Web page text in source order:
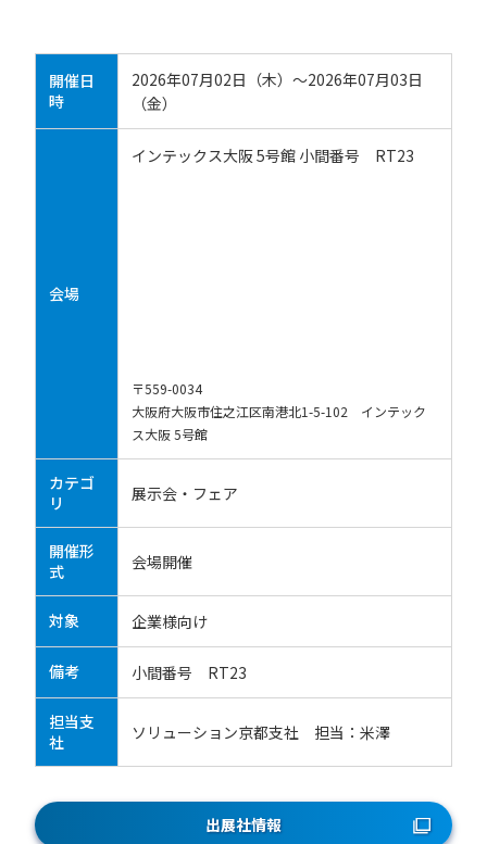
開催日
時
2026年07月02日（木）～2026年07月03日
（金）
会場
インテックス大阪 5号館 小間番号 RT23
〒559-0034
大阪府大阪市住之江区南港北1-5-102 インテック
ス大阪 5号館
カテゴ
リ
展示会・フェア
開催形
式
会場開催
対象 企業様向け
備考 小間番号 RT23
担当支
社
ソリューション京都支社 担当：米澤
出展社情報